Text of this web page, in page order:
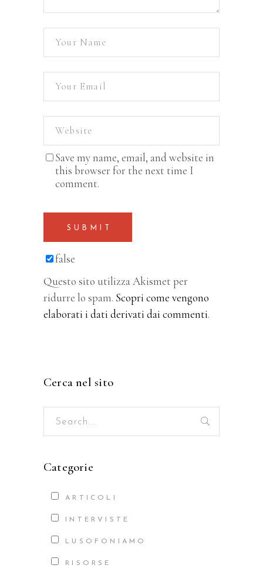
Save my name, email, and website in
this browser for the next time I
comment.
SUBMIT
false
Questo sito utilizza Akismet per
ridurre lo spam. Scopri come vengono
elaborati i dati derivati dai commenti.
Cerca nel sito
Search
Categorie
ARTICOLI
INTERVISTE
LUSOFONIAMO
RISORSE